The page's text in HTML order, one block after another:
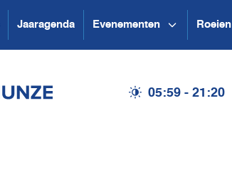
Jaaragenda Evenementen Roeien
05:59 - 21:20